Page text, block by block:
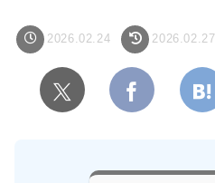
2026.02.24 2026.02.27